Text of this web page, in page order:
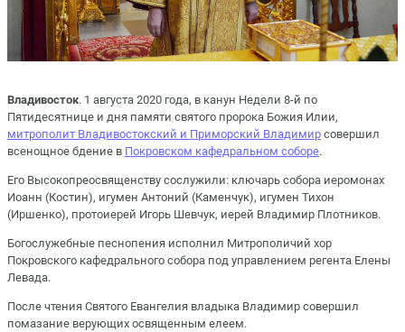
Владивосток. 1 августа 2020 года, в канун Недели 8-й по
Пятидесятнице и дня памяти святого пророка Божия Илии,
митрополит Владивостокский и Приморский Владимир совершил
всенощное бдение в Покровском кафедральном соборе.
Его Высокопреосвященству сослужили: ключарь собора иеромонах
Иоанн (Костин), игумен Антоний (Каменчук), игумен Тихон
(Иршенко), протоиерей Игорь Шевчук, иерей Владимир Плотников.
Богослужебные песнопения исполнил Митрополичий хор
Покровского кафедрального собора под управлением регента Елены
Левада.
После чтения Святого Евангелия владыка Владимир совершил
помазание верующих освященным елеем.